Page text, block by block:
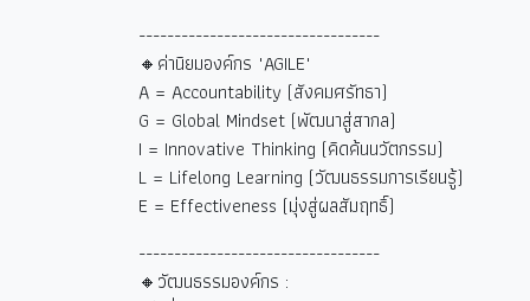
----------------------------------
🔸ค่านิยมองค์กร "AGILE"
A = Accountability (สังคมศรัทธา)
G = Global Mindset (พัฒนาสู่สากล)
I = Innovative Thinking (คิดค้นนวัตกรรม)
L = Lifelong Learning (วัฒนธรรมการเรียนรู้)
E = Effectiveness (มุ่งสู่ผลสัมฤทธิ์)
----------------------------------
🔸วัฒนธรรมองค์กร :